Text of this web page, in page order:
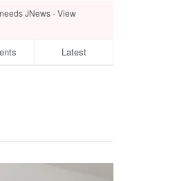
JNews - View
Latest